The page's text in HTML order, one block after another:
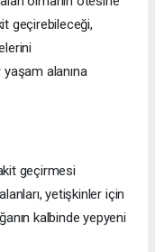
geçirebileceği,
alanına
geçirmesi
yetişkinler için
kalbinde yepyeni